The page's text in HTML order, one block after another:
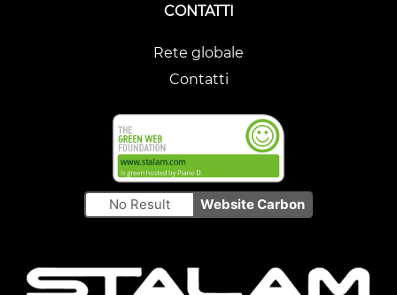
CONTATTI
Rete globale
Contatti
No Result Website Carbon